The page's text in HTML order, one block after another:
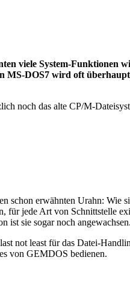
viele System-Funktionen
MS-DOS7 wird oft
noch das alte CP/M-
schon erwähnten Urahn: Wie
für jede Art von Schnittstelle
ist sie sogar noch angewachsen.
not least für das Datei-
von GEMDOS bedienen.